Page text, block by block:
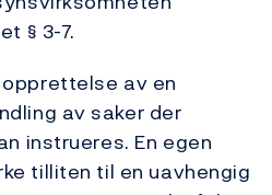
§ 3-7.
av en
av saker der
instrueres. En egen
tilliten til en uavhengig